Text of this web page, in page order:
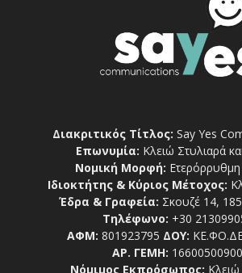
Διακριτικός Τίτλος: Say Yes
Επωνυμία: Κλειώ Στυλιαρά
Νομική Μορφή: Ετερόρρυθμη
Ιδιοκτήτης & Κύριος Μέτοχος:
Έδρα & Γραφεία: Σκουζέ 14,
Τηλέφωνο: +30
ΑΦΜ: 801923795 ΔΟΥ:
ΑΡ. ΓΕΜΗ:
Νόμιμος Εκπρόσωπος: